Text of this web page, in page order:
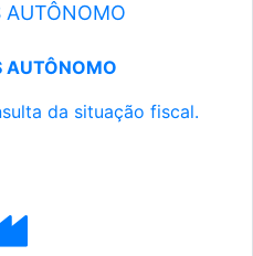
AUTÔNOMO
AUTÔNOMO
da situação fiscal.